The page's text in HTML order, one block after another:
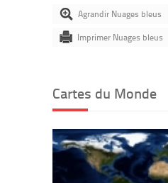
Agrandir Nuages bleus
Imprimer Nuages bleus
Cartes du Monde